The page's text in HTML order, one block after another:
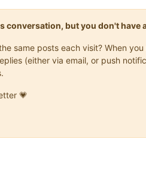
conversation, but you don't have
same posts each visit? When
(either via email, or push
💗